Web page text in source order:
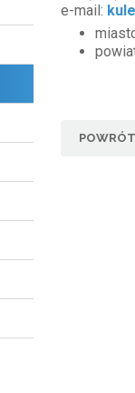
e-mail: